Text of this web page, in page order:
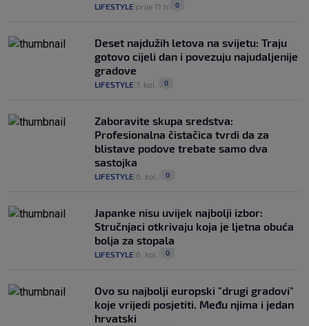
LIFESTYLE prije 11 h 0
Deset najdužih letova na svijetu: Traju
gotovo cijeli dan i povezuju najudaljenije
gradove
LIFESTYLE 7. kol. 0
Zaboravite skupa sredstva:
Profesionalna čistačica tvrdi da za
blistave podove trebate samo dva
sastojka
LIFESTYLE 6. kol. 0
Japanke nisu uvijek najbolji izbor:
Stručnjaci otkrivaju koja je ljetna obuća
bolja za stopala
LIFESTYLE 6. kol. 0
Ovo su najbolji europski "drugi gradovi"
koje vrijedi posjetiti. Među njima i jedan
hrvatski